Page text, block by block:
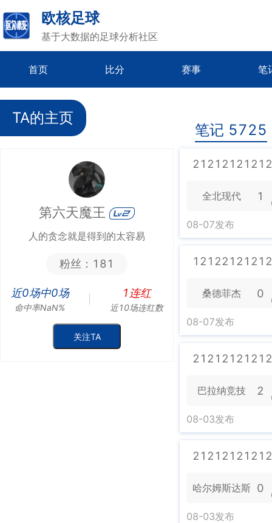
欧核足球
基于大数据的足球分析社区
首页 比分 赛事 笔
TA的主页
第六天魔王
人的贪念就是得到的太容易
粉丝： 181
近0场中0场
命中率NaN%
1 连红
近10场连红数
关注TA
笔记 5725
全北现代 1
08-07发布
桑德菲杰 0
08-07发布
巴拉纳竞技 2
08-03发布
哈尔姆斯达斯 0
08-03发布